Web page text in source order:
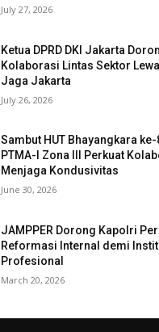
July 27, 2026
Ketua DPRD DKI Jakarta
Kolaborasi Lintas Sektor
Jaga Jakarta
July 26, 2026
Sambut HUT Bhayangkara ke-
PTMA-I Zona III Perkuat
Menjaga Kondusivitas
June 30, 2026
JAMPPER Dorong Kapolri
Reformasi Internal demi
Profesional
March 20, 2026